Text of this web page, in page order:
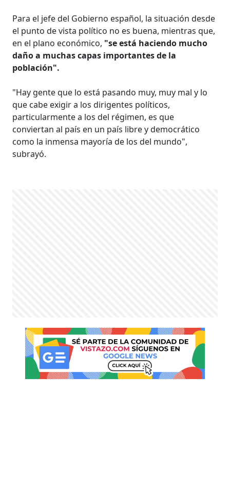
Para el jefe del Gobierno español, la situación desde
el punto de vista político no es buena, mientras que,
en el plano económico, "se está haciendo mucho
daño a muchas capas importantes de la
población".
"Hay gente que lo está pasando muy, muy mal y lo
que cabe exigir a los dirigentes políticos,
particularmente a los del régimen, es que
conviertan al país en un país libre y democrático
como la inmensa mayoría de los del mundo",
subrayó.